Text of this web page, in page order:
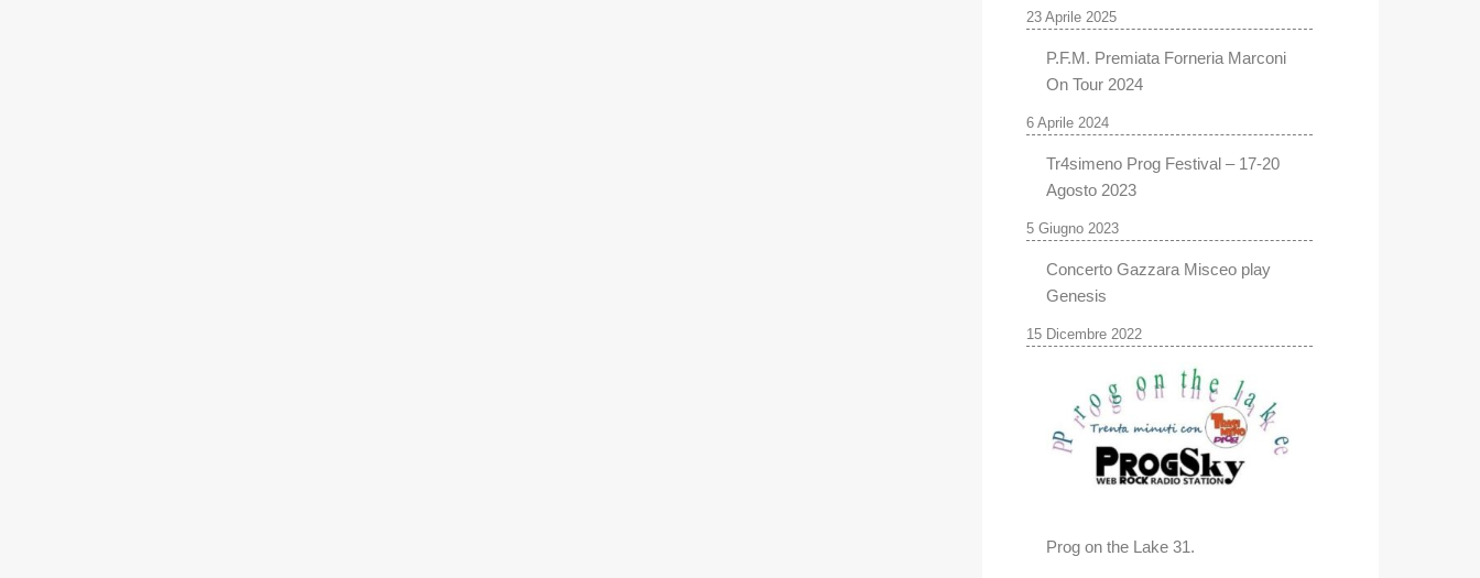
23 Aprile 2025
P.F.M. Premiata Forneria Marconi
On Tour 2024
6 Aprile 2024
Tr4simeno Prog Festival – 17-20
Agosto 2023
5 Giugno 2023
Concerto Gazzara Misceo play
Genesis
15 Dicembre 2022
Prog on the Lake 31.